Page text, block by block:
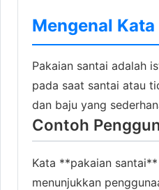
Mengenal
Pakaian santai adalah
pada saat santai atau
dan baju yang
Contoh
Kata **pakaian
menunjukkan